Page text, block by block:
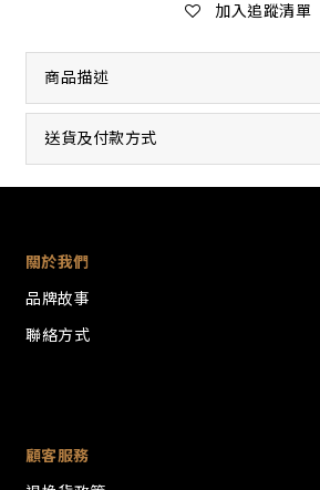
加入追蹤清單
商品描述
送貨及付款方式
關於我們
品牌故事
聯絡方式
顧客服務